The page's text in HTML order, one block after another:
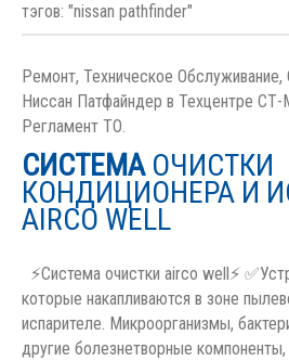
тэгов: "nissan pathfinder"
Ремонт, Техническое Обслуживание,
Ниссан Патфайндер в Техцентре
Регламент ТО.
СИСТЕМАОЧИСТКИ
КОНДИЦИОНЕРА И
AIRCO WELL
⚡Система очистки airco well⚡
которые накапливаются в зоне
испарителе. Микроорганизмы,
другие болезнетворные